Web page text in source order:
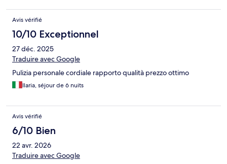
Avis vérifié
10/10 Exceptionnel
27 déc. 2025
Traduire avec Google
Pulizia personale cordiale rapporto qualità prezzo ottimo
Ilaria, séjour de 6 nuits
Avis vérifié
6/10 Bien
22 avr. 2026
Traduire avec Google